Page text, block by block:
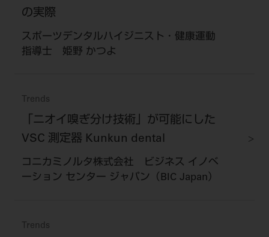
の実際
スポーツデンタルハイジニスト・健康運動
指導士 姫野 かつよ
Trends
「ニオイ嗅ぎ分け技術」が可能にした
VSC 測定器 Kunkun dental
コニカミノルタ株式会社 ビジネス イノベ
ーション センター ジャパン（BIC Japan）
Trends